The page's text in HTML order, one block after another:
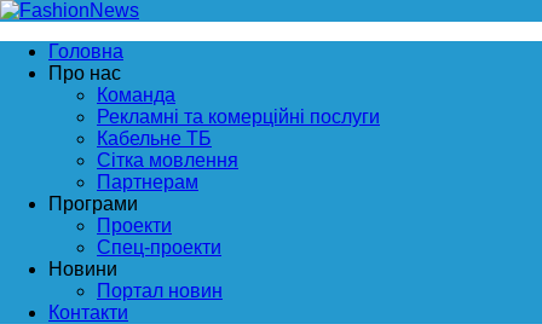
Головна
Про нас
Команда
Рекламні та комерційні послуги
Кабельне ТБ
Сітка мовлення
Партнерам
Програми
Проекти
Спец-проекти
Новини
Портал новин
Контакти